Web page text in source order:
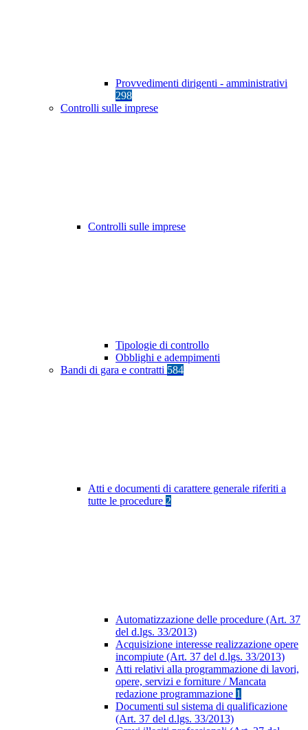
Provvedimenti dirigenti - amministrativi
298
Controlli sulle imprese
Controlli sulle imprese
Tipologie di controllo
Obblighi e adempimenti
Bandi di gara e contratti 584
Atti e documenti di carattere generale riferiti a
tutte le procedure 2
Automatizzazione delle procedure (Art. 37
del d.lgs. 33/2013)
Acquisizione interesse realizzazione opere
incompiute (Art. 37 del d.lgs. 33/2013)
Atti relativi alla programmazione di lavori,
opere, servizi e forniture / Mancata
redazione programmazione 1
Documenti sul sistema di qualificazione
(Art. 37 del d.lgs. 33/2013)